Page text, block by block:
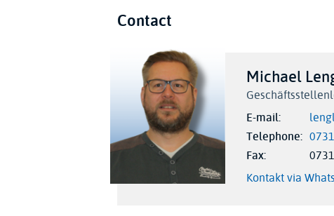
Contact
Michael
E-mail
Telephone
Fax
Kontakt via